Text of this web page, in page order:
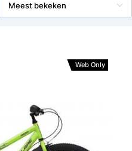
Meest bekeken
Web Only